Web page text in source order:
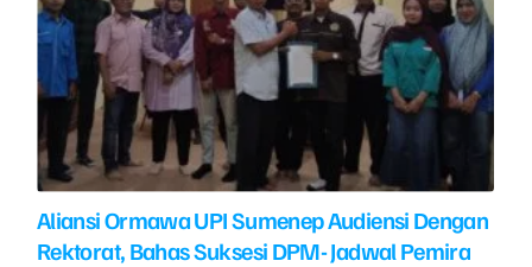
Aliansi Ormawa UPI Sumenep Audiensi Dengan
Rektorat, Bahas Suksesi DPM- Jadwal Pemira